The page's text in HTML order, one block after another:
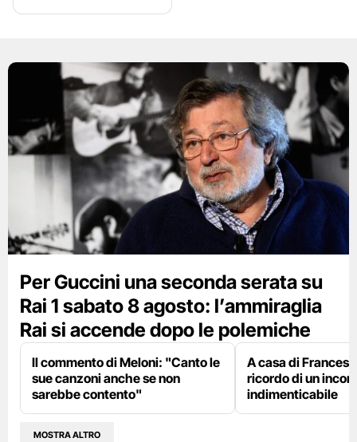
Per Guccini una seconda serata su
Rai 1 sabato 8 agosto: l’ammiraglia
Rai si accende dopo le polemiche
Il commento di Meloni: "Canto le
sue canzoni anche se non
sarebbe contento"
A casa di
ricordo di un
indimenticabile
MOSTRA ALTRO